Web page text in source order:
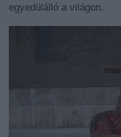
egyedülálló a világon.